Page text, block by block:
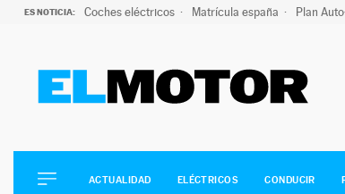
ES NOTICIA: Coches eléctricos Matrícula españa Plan
ELÉCTRICOS
CONDUCIR
ACTUALIDAD ELÉCTRICOS CONDUCIR